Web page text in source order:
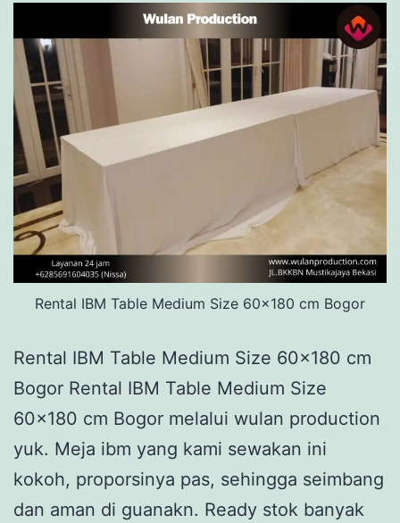
Rental IBM Table Medium Size 60x180 cm Bogor
Rental IBM Table Medium Size 60×180 cm
Bogor Rental IBM Table Medium Size
60×180 cm Bogor melalui wulan production
yuk. Meja ibm yang kami sewakan ini
kokoh, proporsinya pas, sehingga seimbang
dan aman di guanakn. Ready stok banyak